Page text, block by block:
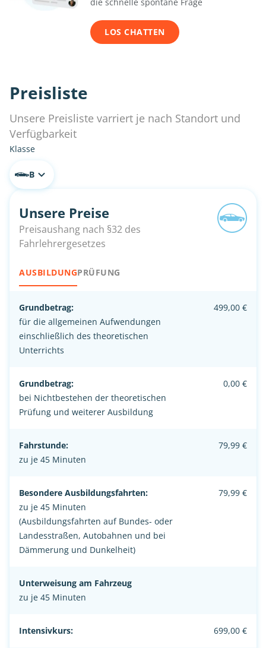
die schnelle spontane Frage
LOS CHATTEN
Preisliste
Unsere Preisliste varriert je nach Standort und
Verfügbarkeit
Klasse
B
Unsere Preise
Preisaushang nach §32 des
Fahrlehrergesetzes
AUSBILDUNGPRÜFUNG
Grundbetrag:
für die allgemeinen Aufwendungen
einschließlich des theoretischen
Unterrichts
499,00 €
Grundbetrag:
bei Nichtbestehen der theoretischen
Prüfung und weiterer Ausbildung
0,00 €
Fahrstunde:
zu je 45 Minuten
79,99 €
Besondere Ausbildungsfahrten:
zu je 45 Minuten
(Ausbildungsfahrten auf Bundes- oder
Landesstraßen, Autobahnen und bei
Dämmerung und Dunkelheit)
79,99 €
Unterweisung am Fahrzeug
zu je 45 Minuten
Intensivkurs: 699,00 €